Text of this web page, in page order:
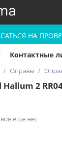
НА
Контактные
Оправы
2
еще нет